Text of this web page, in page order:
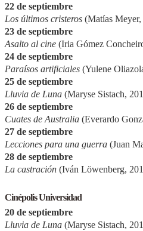
22 de septiembre
Los últimos cristeros (Matías
23 de septiembre
Asalto al cine (Iria Gómez
24 de septiembre
Paraísos artificiales (Yulene
25 de septiembre
Lluvia de Luna (Maryse Sistach,
26 de septiembre
Cuates de Australia (Everardo
27 de septiembre
Lecciones para una guerra (Juan
28 de septiembre
La castración (Iván Löwenberg,
Cinépolis Universidad
20 de septiembre
Lluvia de Luna (Maryse Sistach,